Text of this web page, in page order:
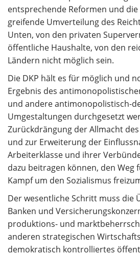
entsprechende Reformen und
greifende Umverteilung des
Unten, von den privaten
öffentliche Haushalte, von den
Ländern nicht möglich sein.
Die DKP hält es für möglich und
Ergebnis des
und andere antimonopolistisch-
Umgestaltungen durchgesetzt
Zurückdrängung der Allmacht
und zur Erweiterung der
Arbeiterklasse und ihrer
dazu beitragen können, den Weg
Kampf um den Sozialismus
Der wesentliche Schritt muss die
Banken und
produktions- und
anderen strategischen
demokratisch kontrolliertes